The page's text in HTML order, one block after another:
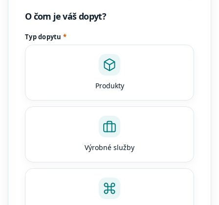
O čom je váš dopyt?
Typ dopytu *
Produkty
Výrobné služby